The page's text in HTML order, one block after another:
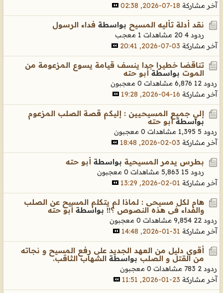
آخر مشاركة 18-07-2026, 02:38
نقد أدلة تأليه المسيح بواسطة فداء الرسول
ردود 4 20 مشاهدات
1 معجب
آخر مشاركة 03-07-2026, 20:41
تناقضا خطيرا جدا ينسف قيامة يسوع المزعومة من
الموت بواسطة أبو حته
ردود 12 6,876 مشاهدات
0 معجبون
آخر مشاركة 16-04-2026, 19:28
إلي جميع المسيحيين : إليكم قصة الصلب المزعوم
بواسطةأبو حته
ردود 5 1,395 مشاهدات
0 معجبون
آخر مشاركة 03-02-2026, 18:48
بطرس يدمر المسيحية بواسطة أبو حته
ردود 15 5,863 مشاهدات
0 معجبون
آخر مشاركة 01-02-2026, 13:29
هام لكل مسيحى : لماذا لم يتكلم المسيح عن الصلب
والفداء فى هذه النصوص ؟!! بواسطة أبو حته
ردود 22 9,854 مشاهدات
0 معجبون
آخر مشاركة 31-01-2026, 14:48
أقوى دليل من العهد الجديد على رفع المسيح و نجاته
من القتل و الصلب بواسطة الشهاب الثاقب.
ردود 2 783 مشاهدات
0 معجبون
آخر مشاركة 23-01-2026, 11:51